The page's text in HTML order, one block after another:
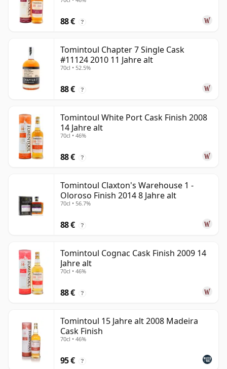
88 € ?
Tomintoul Chapter 7 Single Cask
#11124 2010 11 Jahre alt
70cl • 52.5%
88 € ?
Tomintoul White Port Cask Finish 2008
14 Jahre alt
70cl • 46%
88 € ?
Tomintoul Claxton's Warehouse 1 -
Oloroso Finish 2014 8 Jahre alt
70cl • 56.7%
88 € ?
Tomintoul Cognac Cask Finish 2009 14
Jahre alt
70cl • 46%
88 € ?
Tomintoul 15 Jahre alt 2008 Madeira
Cask Finish
70cl • 46%
95 € ?